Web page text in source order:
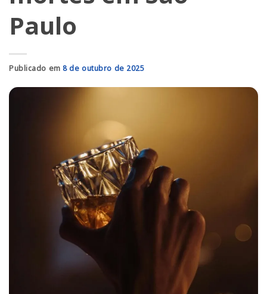
Paulo
Publicado em8 de outubro de 2025